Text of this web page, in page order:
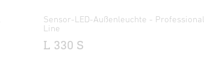
Sensor-LED-Außenleuchte - Professional
Line
L 330 S